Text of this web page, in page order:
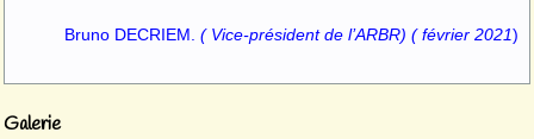
Bruno DECRIEM.( Vice-président de l’ARBR) ( février 2021)
Galerie